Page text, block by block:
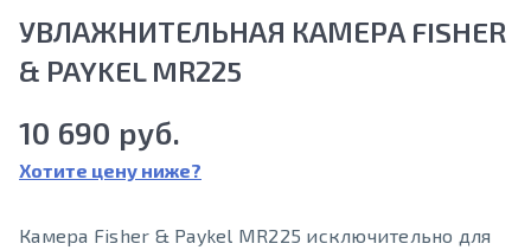
УВЛАЖНИТЕЛЬНАЯ КАМЕРА FISHER
& PAYKEL MR225
10 690 руб.
Хотите цену ниже?
Камера Fisher & Paykel MR225 исключительно для